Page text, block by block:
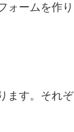
ォームを作り
ます。それぞ